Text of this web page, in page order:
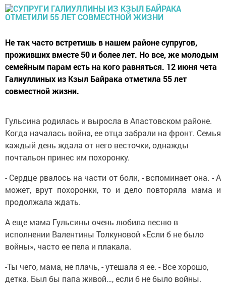
Не так часто встретишь в нашем районе супругов,
проживших вместе 50 и более лет. Но все, же молодым
семейным парам есть на кого равняться. 12 июня чета
Галиуллиных из Кзыл Байрака отметила 55 лет
совместной жизни.
Гульсина родилась и выросла в Апастовском районе.
Когда началась война, ее отца забрали на фронт. Семья
каждый день ждала от него весточки, однажды
почтальон принес им похоронку.
- Сердце рвалось на части от боли, - вспоминает она. - А
может, врут похоронки, то и дело повторяла мама и
продолжала ждать.
А еще мама Гульсины очень любила песню в
исполнении Валентины Толкуновой «Если б не было
войны», часто ее пела и плакала.
-Ты чего, мама, не плачь, - утешала я ее. - Все хорошо,
детка. Был бы папа живой…, если б не было войны.